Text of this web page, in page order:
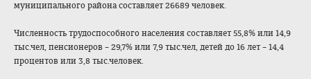
муниципального района составляет 26689 человек.
Численность трудоспособного населения составляет 55,8% или 14,9
тыс.чел, пенсионеров – 29,7% или 7,9 тыс.чел, детей до 16 лет – 14,4
процентов или 3,8 тыс.человек.